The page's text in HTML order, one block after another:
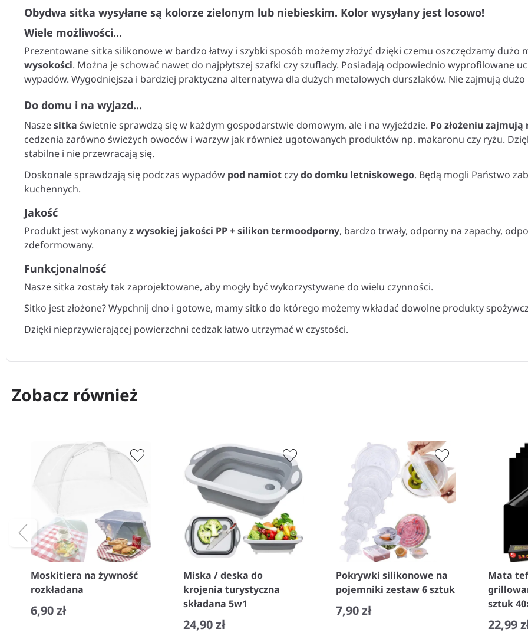
Obydwa sitka wysyłane są kolorze zielonym lub niebieskim. Kolor wysyłany jest losowo!
Wiele możliwości...
Prezentowane sitka silikonowe w bardzo łatwy i szybki sposób możemy złożyć dzięki czemu oszczędzamy dużo
wysokości. Można je schować nawet do najpłytszej szafki czy szuflady. Posiadają odpowiednio wyprofilowane
wypadów. Wygodniejsza i bardziej praktyczna alternatywa dla dużych metalowych durszlaków. Nie zajmują
Do domu i na wyjazd...
Naszesitka świetnie sprawdzą się w każdym gospodarstwie domowym, ale i na wyjeździe. Po złożeniu
cedzenia zarówno świeżych owoców i warzyw jak również ugotowanych produktów np. makaronu czy ryżu.
stabilne i nie przewracają się.
Doskonale sprawdzają się podczas wypadów pod namiot czydo domku letniskowego. Będą mogli Państwo
kuchennych.
Jakość
Produkt jest wykonanyz wysokiej jakości PP + silikon termoodporny, bardzo trwały, odporny na zapachy,
zdeformowany.
Funkcjonalność
Nasze sitka zostały tak zaprojektowane, aby mogły być wykorzystywane do wielu czynności.
Sitko jest złożone? Wypchnij dno i gotowe, mamy sitko do którego możemy wkładać dowolne produkty
Dzięki nieprzywierającej powierzchni cedzak łatwo utrzymać w czystości.
Zobacz również
Moskitiera na żywność
rozkładana
6,90 zł
Miska / deska do
krojenia turystyczna
składana 5w1
24,90 zł
Pokrywki silikonowe na
pojemniki zestaw 6 sztuk
7,90 zł
Mata
sztuk
22,99